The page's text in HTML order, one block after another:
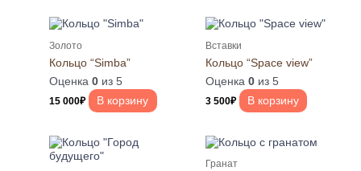
Золото
Кольцо “Simba”
Оценка0 из 5
15 000₽ В корзину
Вставки
Кольцо “Space view”
Оценка 0из 5
3 500₽ В корзину
Гранат